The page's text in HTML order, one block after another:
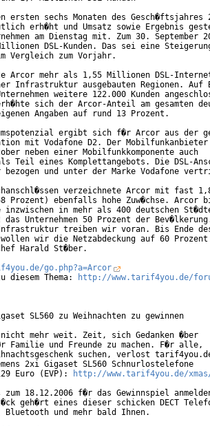
ersten sechs Monaten des Gesch�ftsjahres
erh�ht und Umsatz sowie Ergebnis
am Dienstag mit. Zum 30. September
DSL-Kunden. Das sei eine
im Vergleich zum Vorjahr.
Arcor mehr als 1,55 Millionen DSL-
Infrastruktur ausgebauten Regionen. Auf
weitere 122.000 Kunden
sich der Arcor-Anteil am gesamten
eigenen Angaben auf rund 13 Prozent.
ergibt sich f�r Arcor aus der
mit Vodafone D2. Der
neben einer Mobilfunkkomponente auch
Teil eines Komplettangebots. Die DSL-
bezogen und unter der Marke Vodafone
verzeichnete Arcor mit fast
Prozent) ebenfalls hohe Zuw�chse. Arcor
inzwischen in mehr als 400 deutschen
Unternehmen 50 Prozent der
treiben wir voran. Bis Ende
wir die Netzabdeckung auf 60 Prozent
Harald St�ber.
go.php?a=Arcor
diesem Thema:
http://www.tarif4you.de/
SL560 zu Weihnachten zu gewinnen
mehr weit. Zeit, sich Gedanken �ber
Familie und Freunde zu machen. F�r alle,
suchen, verlost
2xi Gigaset SL560 Schnurlostelefone
Euro (EVP):
http://www.tarif4you.de/
18.12.2006 f�r das Gewinnspiel
geh�rt eines dieser schicken DECT
und mehr bald Ihnen.